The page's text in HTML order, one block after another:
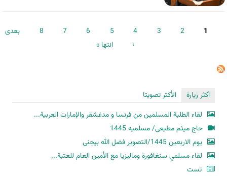
الصفحات
1
2
3
4
5
6
7
8
بعدی
›
انتها »
أكثر زيارة
الأكثر تصويتا
لقاء الطلبة المسلمين من فرنسا و مدغشقر والإمارات العربية...
حاج میثم مطیعی/ مسلمیه 1445
یوم الاربعین 1445/التصویر فضل الله بیجنی
لقاء مسلمي سنغافورة وماليزيا مع الأمين العام للعتبة...
تست